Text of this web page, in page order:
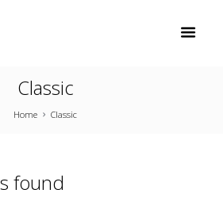
Classic
Home Classic
found